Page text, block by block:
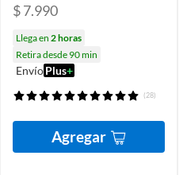
$ 7.990
Llega en 2 horas
Retira desde 90 min
EnvíoPlus+
(28)
Agregar